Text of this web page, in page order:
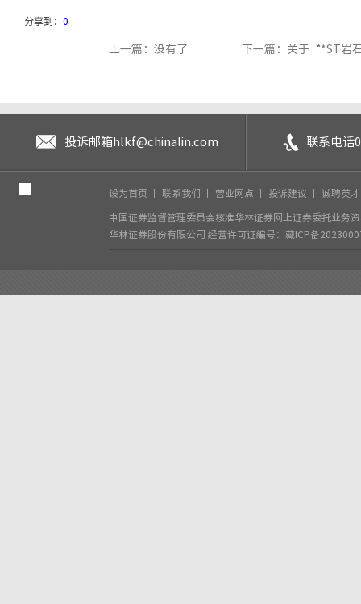
分享到： 0
上一篇：没有了 下一篇：关于“*ST岩
投诉邮箱 hlkf@chinalin.com 联系电话
设为首页 联系我们 营业网点 投诉建议 诚聘英
中国证券监督管理委员会核准华林证券网上证券委托业务
华林证券股份有限公司 经营许可证编号：藏ICP备